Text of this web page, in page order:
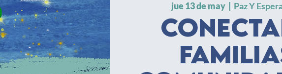
jue 13 de may Paz Y